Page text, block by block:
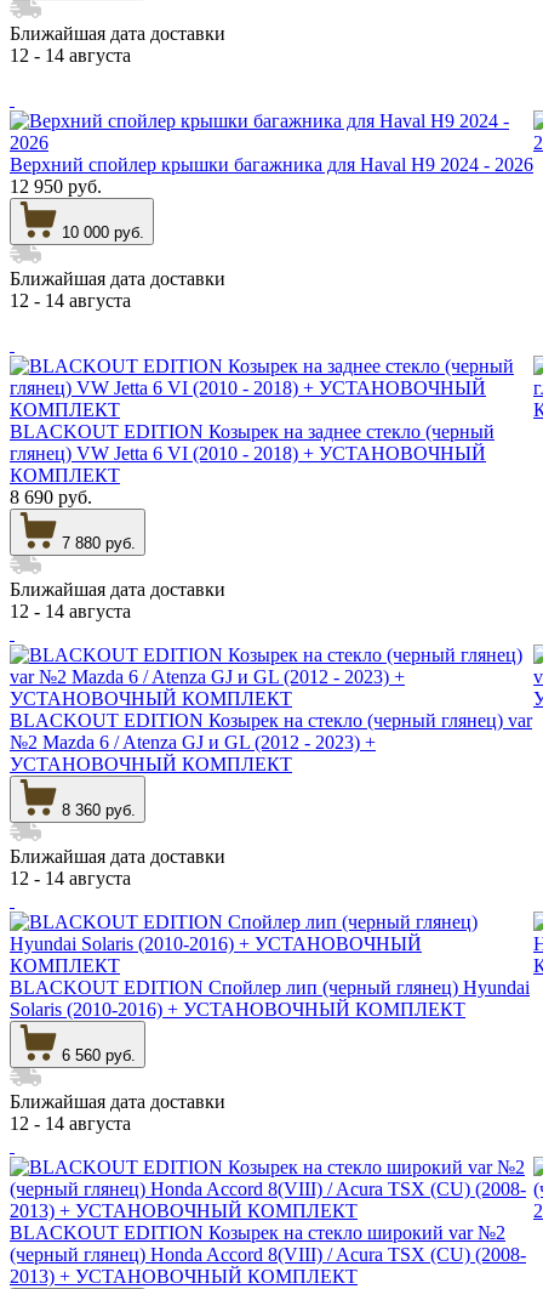
Ближайшая дата доставки
12 - 14 августа
Верхний спойлер крышки багажника для Haval H9 2024 - 2026
12 950 руб.
10 000 руб.
Ближайшая дата доставки
12 - 14 августа
BLACKOUT EDITION Козырек на заднее стекло (черный
глянец) VW Jetta 6 VI (2010 - 2018) + УСТАНОВОЧНЫЙ
КОМПЛЕКТ
8 690 руб.
7 880 руб.
Ближайшая дата доставки
12 - 14 августа
BLACKOUT EDITION Козырек на стекло (черный глянец) var
№2 Mazda 6 / Atenza GJ и GL (2012 - 2023) +
УСТАНОВОЧНЫЙ КОМПЛЕКТ
8 360 руб.
Ближайшая дата доставки
12 - 14 августа
BLACKOUT EDITION Спойлер лип (черный глянец) Hyundai
Solaris (2010-2016) + УСТАНОВОЧНЫЙ КОМПЛЕКТ
6 560 руб.
Ближайшая дата доставки
12 - 14 августа
BLACKOUT EDITION Козырек на стекло широкий var №2
(черный глянец) Honda Accord 8(VIII) / Acura TSX (CU) (2008-
2013) + УСТАНОВОЧНЫЙ КОМПЛЕКТ